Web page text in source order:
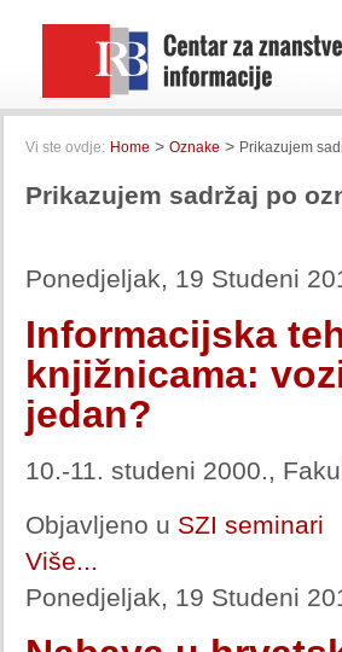
Vi ste ovdje: Home > Oznake > Prikazujem
Prikazujem sadržaj po
Ponedjeljak, 19 Studeni
Informacijska
knjižnicama:
jedan?
10.-11. studeni 2000.,
Objavljeno u SZI seminari
Više...
Ponedjeljak, 19 Studeni